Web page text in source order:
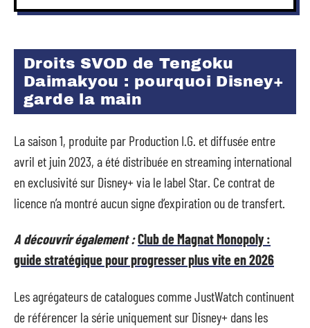
Droits SVOD de Tengoku
Daimakyou : pourquoi Disney+
garde la main
La saison 1, produite par Production I.G. et diffusée entre
avril et juin 2023, a été distribuée en streaming international
en exclusivité sur Disney+ via le label Star. Ce contrat de
licence n’a montré aucun signe d’expiration ou de transfert.
A découvrir également :Club de Magnat Monopoly :
guide stratégique pour progresser plus vite en 2026
Les agrégateurs de catalogues comme JustWatch continuent
de référencer la série uniquement sur Disney+ dans les